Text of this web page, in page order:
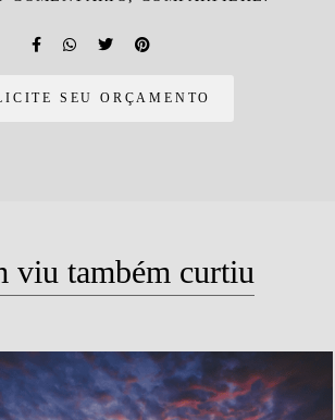
SEU ORÇAMENTO
viu também curtiu